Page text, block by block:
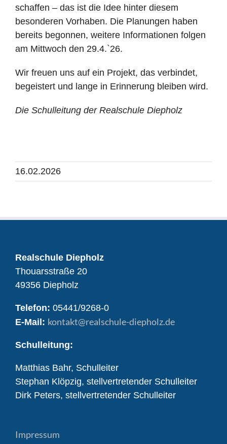
schaffen – das ist die Idee hinter diesem
besonderen Vorhaben. Die Planungen haben
bereits begonnen, weitere Informationen folgen
am Mittwoch den 29.4.`26.
Wir freuen uns auf ein Projekt, das verbindet,
begeistert und lange in Erinnerung bleiben wird.
Die Schulleitung der Realschule Diepholz
16.02.2026
Realschule Diepholz
Thouarsstraße 20
49356 Diepholz
Telefon: 05441/9268-0
E-Mail: kontakt@realschule-diepholz.de
Schulleitung:
Matthias Bahr, Schulleiter
Stephan Klöpzig, stellvertretender Schulleiter
Dirk Peters, stellvertretender Schulleiter
Impressum